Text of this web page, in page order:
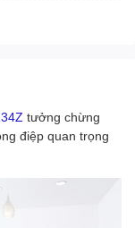
tưởng chừng
điệp quan trọng